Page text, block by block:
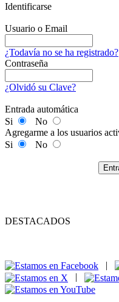
Identificarse
Usuario o Email
¿Todavía no se ha registrado?
Contraseña
¿Olvidó su Clave?
Entrada automática
Si
No
Agregarme a los usuarios
Si
No
DESTACADOS
|
|